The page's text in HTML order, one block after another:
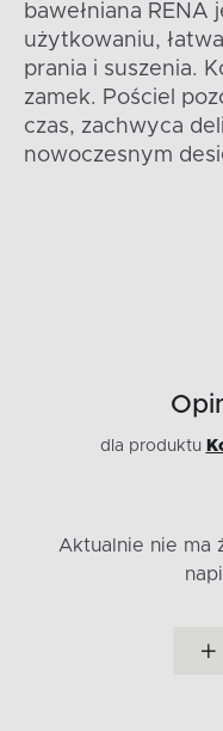
bawełniana
użytkowaniu,
prania i suszenia.
zamek. Pościel
czas, zachwyca
nowoczesnym
dla produktu
Aktualnie nie ma